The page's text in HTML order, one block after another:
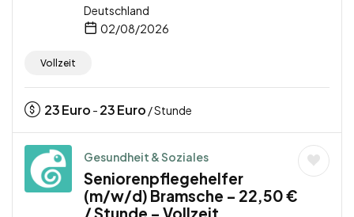
Deutschland
02/08/2026
Vollzeit
23Euro - 23Euro / Stunde
Gesundheit & Soziales
Seniorenpflegehelfer
(m/w/d) Bramsche – 22,50 €
/ Stunde – Vollzeit